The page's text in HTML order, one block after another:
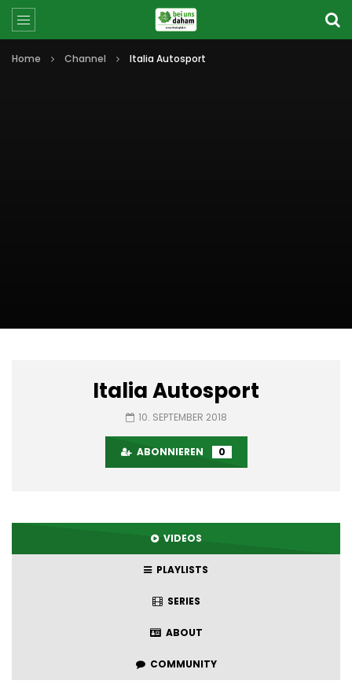
Home Channel Italia Autosport
Italia Autosport
10. SEPTEMBER 2018
ABONNIEREN 0
VIDEOS
PLAYLISTS
SERIES
ABOUT
COMMUNITY